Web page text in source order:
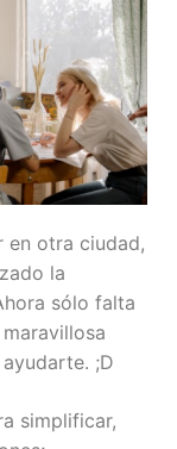
en otra ciudad,
la
sólo falta
;D
simplificar,